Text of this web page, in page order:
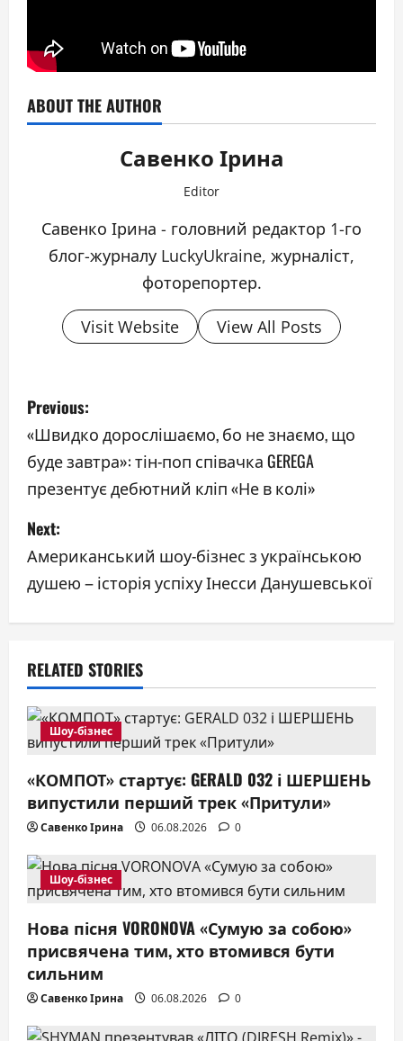
ABOUT THE AUTHOR
Савенко Ірина
Editor
Савенко Ірина - головний редактор 1-го
блог-журналу LuckyUkraine, журналіст,
фоторепортер.
Visit Website View All Posts
P
o
s
n
a
v
i
g
a
t
i
o
n
Previous:
«Швидко дорослішаємо, бо не знаємо, що
буде завтра»: тін-поп співачка GEREGA
презентує дебютний кліп «Не в колі»
Next:
Американський шоу-бізнес з українською
душею – історія успіху Інесси Данушевської
RELATED STORIES
Шоу-бізнес
«КОМПОТ» стартує: GERALD 032 і ШЕРШЕНЬ
випустили перший трек «Притули»
Савенко Ірина 06.08.2026 0
Шоу-бізнес
Нова пісня VORONOVA «Сумую за собою»
присвячена тим, хто втомився бути
сильним
Савенко Ірина 06.08.2026 0